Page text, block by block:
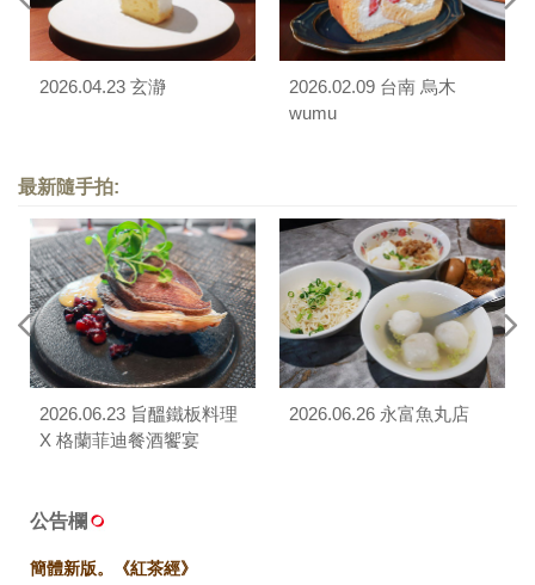
2026.04.23 玄瀞
2026.02.09 台南 烏木
wumu
最新隨手拍:
2026.06.23 旨醞鐵板料理
X 格蘭菲迪餐酒饗宴
2026.06.26 永富魚丸店
公告欄
簡體新版。《紅茶經》